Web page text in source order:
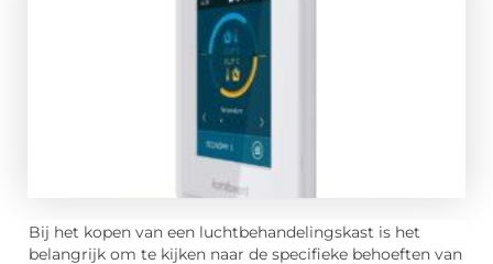
Bij het kopen van een luchtbehandelingskast is het
belangrijk om te kijken naar de specifieke behoeften van